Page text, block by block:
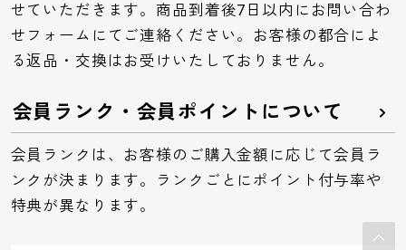
せていただきます。商品到着後7日以内にお問い合わ
せフォームにてご連絡ください。お客様の都合によ
る返品・交換はお受けいたしておりません。
会員ランク・会員ポイントについて
会員ランクは、お客様のご購入金額に応じて会員ラ
ンクが決まります。ランクごとにポイント付与率や
特典が異なります。